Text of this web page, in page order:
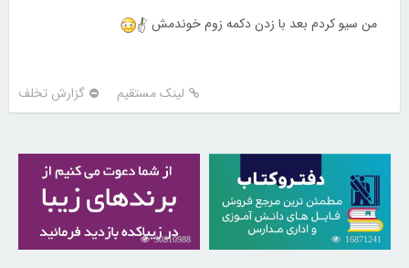
من سیو کردم بعد با زدن دکمه زوم خوندمش
لینک مستقیم گزارش تخلف
16871241
30810988